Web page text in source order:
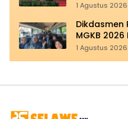
1 Agustus 2026
Dikdasmen
MGKB
1 Agustus 2026